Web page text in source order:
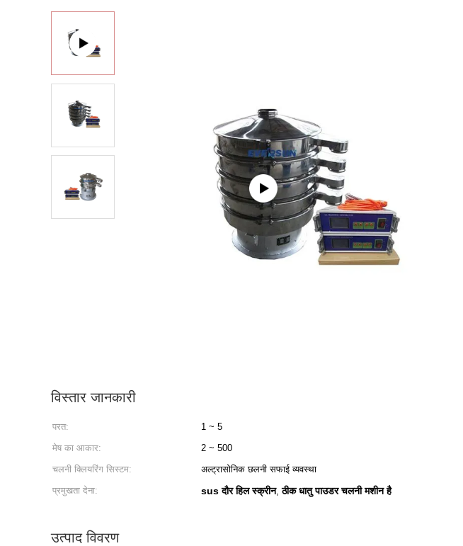
विस्तार जानकारी
परत: 1 ~ 5
मेष का आकार:
2 ~ 500
चलनी क्लियरिंग सिस्टम:
अल्ट्रासोनिक छलनी सफाई व्यवस्था
प्रमुखता देना:
sus दौर हिल स्क्रीन,ठीक धातु पाउडर चलनी मशीन है
उत्पाद विवरण